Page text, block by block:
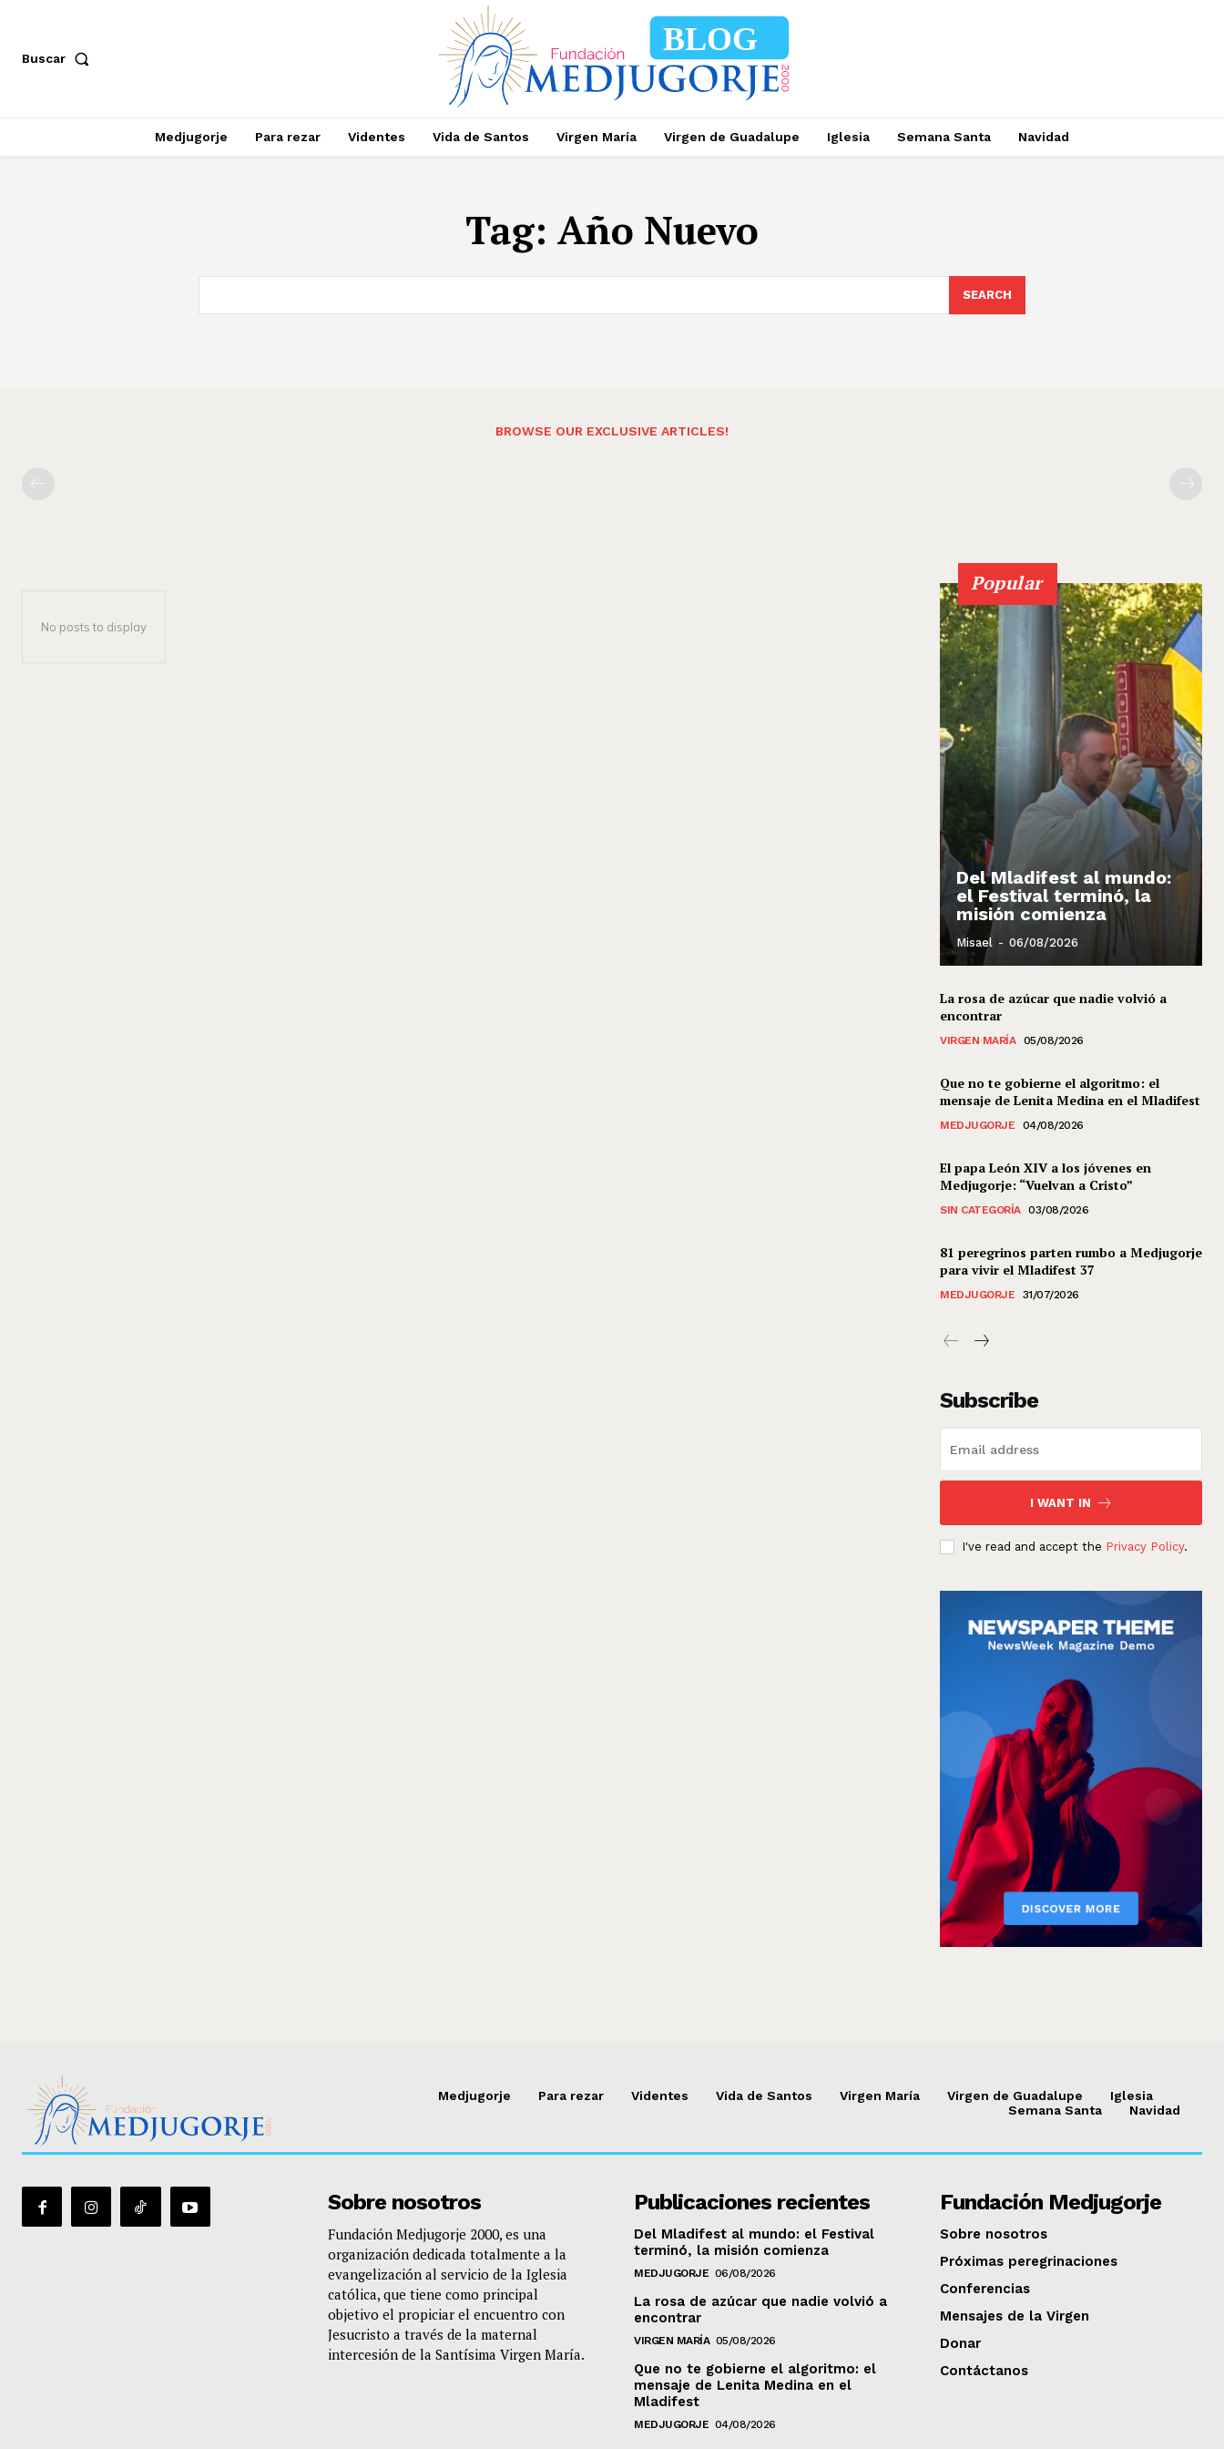
Buscar
BLOG
Medjugorje Para rezar Videntes Vida de Santos Virgen María Virgen de Guadalupe Iglesia Semana Santa Navidad
Tag: Año Nuevo
SEARCH
BROWSE OUR EXCLUSIVE ARTICLES!
No posts to display
Popular
Del Mladifest al mundo:
el Festival terminó, la
misión comienza
Misael - 06/08/2026
La rosa de azúcar que nadie volvió a
encontrar
VIRGEN MARÍA 05/08/2026
Que no te gobierne el algoritmo: el
mensaje de Lenita Medina en el Mladifest
MEDJUGORJE 04/08/2026
El papa León XIV a los jóvenes en
Medjugorje: “Vuelvan a Cristo”
SIN CATEGORÍA 03/08/2026
81 peregrinos parten rumbo a Medjugorje
para vivir el Mladifest 37
MEDJUGORJE 31/07/2026
Subscribe
I WANT IN
I've read and accept the Privacy Policy.
Medjugorje Para rezar Videntes Vida de Santos Virgen María Virgen de Guadalupe
Iglesia
Semana Santa
Navidad
Sobre nosotros
Fundación Medjugorje 2000, es una
organización dedicada totalmente a la
evangelización al servicio de la Iglesia
católica, que tiene como principal
objetivo el propiciar el encuentro con
Jesucristo a través de la maternal
intercesión de la Santísima Virgen María.
Publicaciones recientes
Del Mladifest al mundo: el Festival
terminó, la misión comienza
MEDJUGORJE 06/08/2026
La rosa de azúcar que nadie volvió a
encontrar
VIRGEN MARÍA 05/08/2026
Que no te gobierne el algoritmo: el
mensaje de Lenita Medina en el
Mladifest
MEDJUGORJE 04/08/2026
Fundación Medjugorje
Sobre nosotros
Próximas peregrinaciones
Conferencias
Mensajes de la Virgen
Donar
Contáctanos